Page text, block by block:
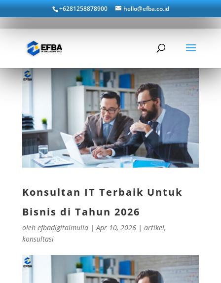
+6281258878900 hello@efba.co.id
Konsultan IT Terbaik Untuk
Bisnis di Tahun 2026
oleh efbadigitalmulia| Apr 10, 2026| artikel,
konsultasi